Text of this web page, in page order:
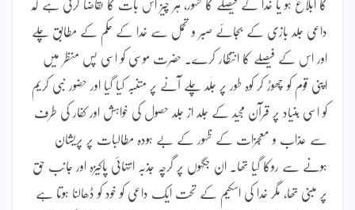
کا ابلاغ ہو یا خدا کے فیصلے کا ظہور، ہر چیز اس بات کا تقاضا کرتی ہے کہ
داعی جلد بازی کے بجائے صبر و تحمل سے خدا کے حکم کے مطابق چلے
اور اس کے فیصلے کا انتظار کرے۔ حضرت موسیٰ کو اسی پس منظر میں
اپنی قوم کو چھوڑ کر کوہ طور پر جلد چلے آنے پر متنبہ کیا گیا اور حضور نبی کریم
کو اسی بنیاد پر قرآن مجید کے جلد از جلد حصول کی خواہش اور کفار کی طرف
سے عذاب و معجزات کے ظہور کے بے ہودہ مطالبات پر پریشان
ہونے سے روکا گیا تھا۔ ان جگہوں پر گرچہ جذبہ انتہائی پاکیزہ اور جانب حق
پر مبنی تھا، مگر خدا کی اسکیم کے تحت ایک داعی کو خود کو ڈھالنا ہوتا ہے